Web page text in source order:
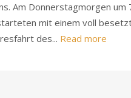
Am Donnerstagmorgen um
mit einem voll
des... Read more